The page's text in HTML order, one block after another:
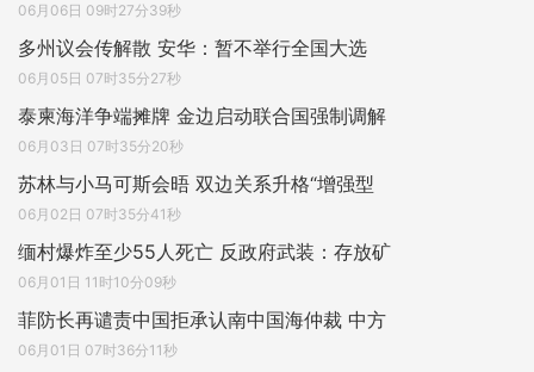
06月06日 09时27分39秒
多州议会传解散 安华：暂不举行全国大选
06月05日 07时35分27秒
泰柬海洋争端摊牌 金边启动联合国强制调解
06月03日 07时35分20秒
苏林与小马可斯会晤 双边关系升格“增强型
06月02日 07时35分41秒
缅村爆炸至少55人死亡 反政府武装：存放矿
06月01日 11时10分09秒
菲防长再谴责中国拒承认南中国海仲裁 中方
06月01日 07时36分11秒